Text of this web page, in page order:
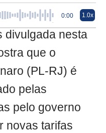
0:00 1.0x
divulgada nesta
que o
(PL-RJ) é
pelas
pelo governo
novas tarifas